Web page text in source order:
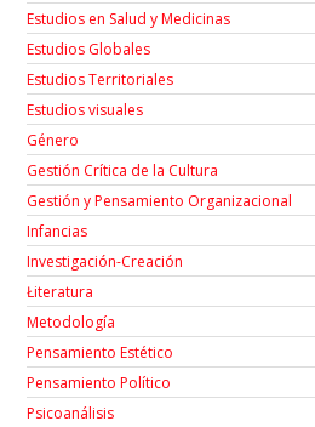
Estudios en Salud y Medicinas
Estudios Globales
Estudios Territoriales
Estudios visuales
Género
Gestión Crítica de la Cultura
Gestión y Pensamiento Organizacional
Infancias
Investigación-Creación
Łiteratura
Metodología
Pensamiento Estético
Pensamiento Político
Psicoanálisis